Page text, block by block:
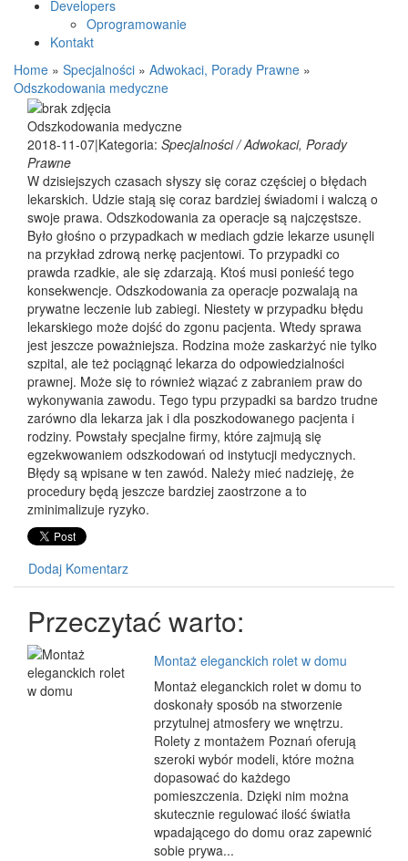
Developers
Oprogramowanie
Kontakt
Home » Specjalności » Adwokaci, Porady Prawne »
Odszkodowania medyczne
Odszkodowania medyczne
2018-11-07|Kategoria: Specjalności / Adwokaci, Porady
Prawne
W dzisiejszych czasach słyszy się coraz częściej o błędach
lekarskich. Udzie stają się coraz bardziej świadomi i walczą o
swoje prawa. Odszkodowania za operacje są najczęstsze.
Było głośno o przypadkach w mediach gdzie lekarze usunęli
na przykład zdrową nerkę pacjentowi. To przypadki co
prawda rzadkie, ale się zdarzają. Ktoś musi ponieść tego
konsekwencje. Odszkodowania za operacje pozwalają na
prywatne leczenie lub zabiegi. Niestety w przypadku błędu
lekarskiego może dojść do zgonu pacjenta. Wtedy sprawa
jest jeszcze poważniejsza. Rodzina może zaskarżyć nie tylko
szpital, ale też pociągnąć lekarza do odpowiedzialności
prawnej. Może się to również wiązać z zabraniem praw do
wykonywania zawodu. Tego typu przypadki sa bardzo trudne
zarówno dla lekarza jak i dla poszkodowanego pacjenta i
rodziny. Powstały specjalne firmy, które zajmują się
egzekwowaniem odszkodowań od instytucji medycznych.
Błędy są wpisane w ten zawód. Należy mieć nadzieję, że
procedury będą jeszcze bardziej zaostrzone a to
zminimalizuje ryzyko.
Dodaj Komentarz
Przeczytać warto:
Montaż eleganckich rolet w domu
Montaż eleganckich rolet w domu to
doskonały sposób na stworzenie
przytulnej atmosfery we wnętrzu.
Rolety z montażem Poznań oferują
szeroki wybór modeli, które można
dopasować do każdego
pomieszczenia. Dzięki nim można
skutecznie regulować ilość światła
wpadającego do domu oraz zapewnić
sobie prywa...